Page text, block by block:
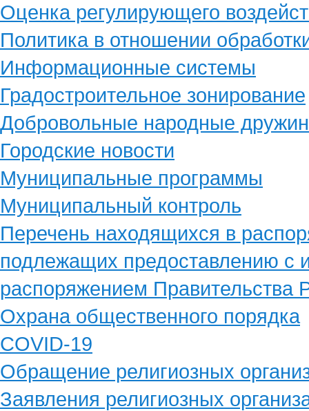
Оценка регулирующего
Политика в отношении
Информационные системы
Градостроительное зонирование
Добровольные народные
Городские новости
Муниципальные программы
Муниципальный контроль
Перечень находящихся в
подлежащих предоставлению с
распоряжением
Охрана общественного порядка
COVID-19
Обращение религиозных
Заявления религиозных